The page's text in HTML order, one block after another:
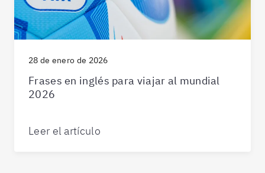
28 de enero de 2026
Frases en inglés para viajar al mundial
2026
Leer el artículo